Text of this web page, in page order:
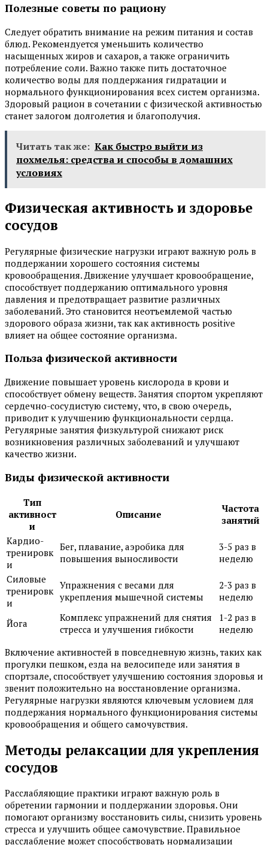
Полезные советы по рациону
Следует обратить внимание на режим питания и состав
блюд. Рекомендуется уменьшить количество
насыщенных жиров и сахаров, а также ограничить
потребление соли. Важно также пить достаточное
количество воды для поддержания гидратации и
нормального функционирования всех систем организма.
Здоровый рацион в сочетании с физической активностью
станет залогом долголетия и благополучия.
Читать так же: Как быстро выйти из
похмелья: средства и способы в домашних
условиях
Физическая активность и здоровье
сосудов
Регулярные физические нагрузки играют важную роль в
поддержании хорошего состояния системы
кровообращения. Движение улучшает кровообращение,
способствует поддержанию оптимального уровня
давления и предотвращает развитие различных
заболеваний. Это становится неотъемлемой частью
здорового образа жизни, так как активность positive
влияет на общее состояние организма.
Польза физической активности
Движение повышает уровень кислорода в крови и
способствует обмену веществ. Занятия спортом укрепляют
сердечно-сосудистую систему, что, в свою очередь,
приводит к улучшению функциональности сердца.
Регулярные занятия физкультурой снижают риск
возникновения различных заболеваний и улучшают
качество жизни.
Виды физической активности
Тип
активност
и
Описание
Частота
занятий
Кардио-
тренировк
и
Бег, плавание, аэробика для
повышения выносливости
3-5 раз в
неделю
Силовые
тренировк
и
Упражнения с весами для
укрепления мышечной системы
2-3 раз в
неделю
Йога
Комплекс упражнений для снятия
стресса и улучшения гибкости
1-2 раз в
неделю
Включение активностей в повседневную жизнь, таких как
прогулки пешком, езда на велосипеде или занятия в
спортзале, способствует улучшению состояния здоровья и
звенит положительно на восстановление организма.
Регулярные нагрузки являются ключевым условием для
поддержания нормального функционирования системы
кровообращения и общего самочувствия.
Методы релаксации для укрепления
сосудов
Расслабляющие практики играют важную роль в
обретении гармонии и поддержании здоровья. Они
помогают организму восстановить силы, снизить уровень
стресса и улучшить общее самочувствие. Правильное
расслабление может способствовать нормализации